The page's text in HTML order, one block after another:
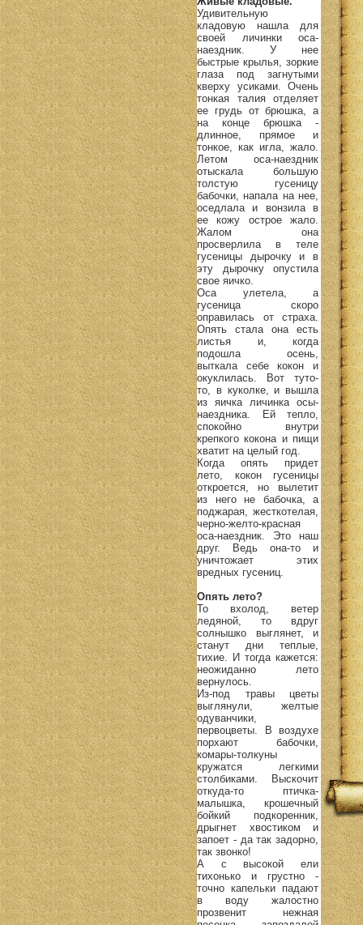
Удивительную
кладовую нашла для
своей личинки оса-
наездник. У нее
быстрые крылья, зоркие
глаза под загнутыми
кверху усиками. Очень
тонкая талия отделяет
ее грудь от брюшка, а
на конце брюшка -
длинное, прямое и
тонкое, как игла, жало.
Летом оса-наездник
отыскала большую
толстую гусеницу
бабочки, напала на нее,
оседлала и вонзила в
ее кожу острое жало.
Жалом она
просверлила в теле
гусеницы дырочку и в
эту дырочку опустила
свое яичко.
Оса улетела, а
гусеница скоро
оправилась от страха.
Опять стала она есть
листья и, когда
подошла осень,
выткала себе кокон и
окуклилась. Вот туто-
то, в куколке, и вышла
из яичка личинка осы-
наездника. Ей тепло,
спокойно внутри
крепкого кокона и пищи
хватит на целый год.
Когда опять придет
лето, кокон гусеницы
откроется, но вылетит
из него не бабочка, а
поджарая, жесткотелая,
черно-желто-красная
оса-наездник. Это наш
друг. Ведь она-то и
уничтожает этих
вредных гусениц.
Опять лето?
То вхолод, ветер
ледяной, то вдруг
солнышко выглянет, и
станут дни теплые,
тихие. И тогда кажется:
неожиданно лето
вернулось.
Из-под травы цветы
выглянули, желтые
одуванчики,
первоцветы. В воздухе
порхают бабочки,
комары-толкуны
кружатся легкими
столбиками. Выскочит
откуда-то птичка-
малышка, крошечный
бойкий подкоренник,
дрыгнет хвостиком и
запоет - да так задорно,
так звонко!
А с высокой ели
тихонько и грустно -
точно капельки падают
в воду жалостно
прозвенит нежная